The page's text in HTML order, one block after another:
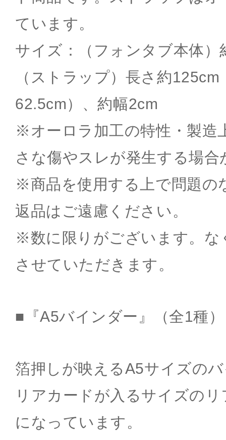
ています。
サイズ：（フォンタブ本体）
（ストラップ）長さ約125cm
62.5cm）、約幅2cm
※オーロラ加工の特性・製造
さな傷やスレが発生する場
※商品を使用する上で問題の
返品はご遠慮ください。
※数に限りがございます。な
させていただきます。
■『A5バインダー』（全1種）
箔押しが映えるA5サイズの
リアカードが入るサイズの
になっています。